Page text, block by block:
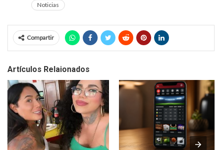
Noticias
Compartir
Artículos Relaionados